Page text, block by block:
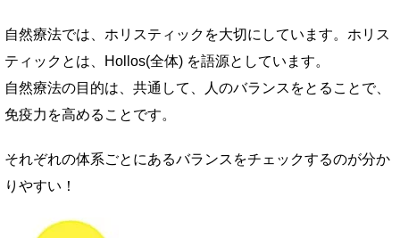
自然療法では、ホリスティックを大切にしています。ホリス
ティックとは、Hollos(全体) を語源としています。
自然療法の目的は、共通して、人のバランスをとることで、
免疫力を高めることです。
それぞれの体系ごとにあるバランスをチェックするのが分か
りやすい！